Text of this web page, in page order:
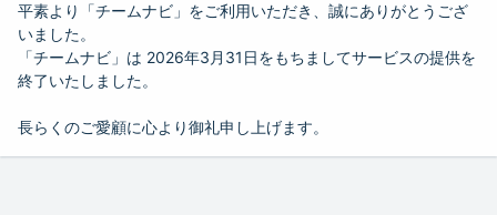
平素より「チームナビ」をご利用いただき、誠にありがとうござ
いました。
「チームナビ」は 2026年3月31日をもちましてサービスの提供を
終了いたしました。
長らくのご愛顧に心より御礼申し上げます。